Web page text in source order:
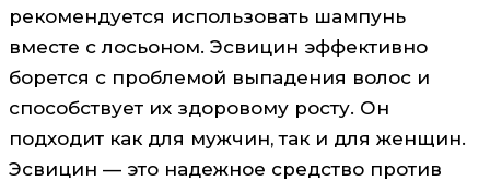
рекомендуется использовать шампунь
вместе с лосьоном. Эсвицин эффективно
борется с проблемой выпадения волос и
способствует их здоровому росту. Он
подходит как для мужчин, так и для женщин.
Эсвицин — это надежное средство против